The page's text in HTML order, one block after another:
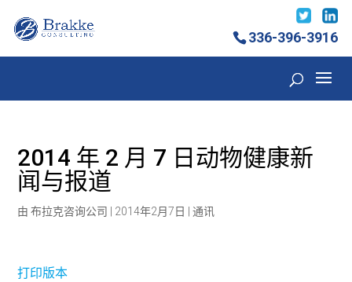
336-396-3916
2014 年 2 月 7 日动物健康新
闻与报道
由布拉克咨询公司 2014年2月7日 |通讯
打印版本